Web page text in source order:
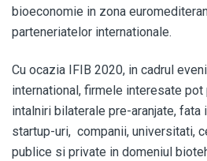
bioeconomie in zona
parteneriatelor internationale.
Cu ocazia IFIB 2020, in cadrul
international, firmele interesate
intalniri bilaterale pre-aranjate, fata
startup-uri, companii, universitati,
publice si private in domeniul